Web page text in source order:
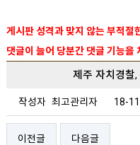
게시판 성격과 맞지 않는 부적절
댓글이 늘어 당분간 댓글 기능을
제주 자치경찰
작성자 최고관리자 18-
이전글 다음글